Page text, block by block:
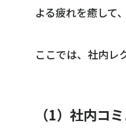
よる疲れを癒して
ここでは、社内レ
（1）社内コ